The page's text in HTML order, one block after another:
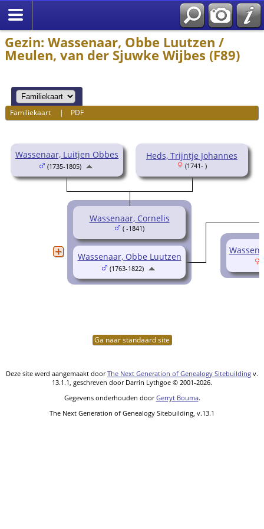
Gezin: Wassenaar, Obbe Luutzen /
Meulen, van der Sjuwke Wijbes (F89)
Familiekaart | PDF
Wassenaar, Luitjen Obbes
(1735-1805)
Heds, Trijntje Johannes
(1741- )
Wassenaar, Cornelis
( -1841)
Wassenaar, Obbe Luutzen
(1763-1822)
Ga naar standaard site
Deze site werd aangemaakt doorThe Next Generation of Genealogy Sitebuilding v.
13.1.1, geschreven door Darrin Lythgoe © 2001-2026.
Gegevens onderhouden doorGerryt Bouma.
The Next Generation of Genealogy Sitebuilding, v.13.1